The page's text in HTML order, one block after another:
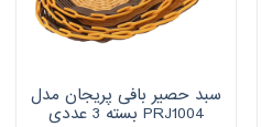
سبد حصیر بافی پریجان مدل
PRJ1004 بسته 3 عددی